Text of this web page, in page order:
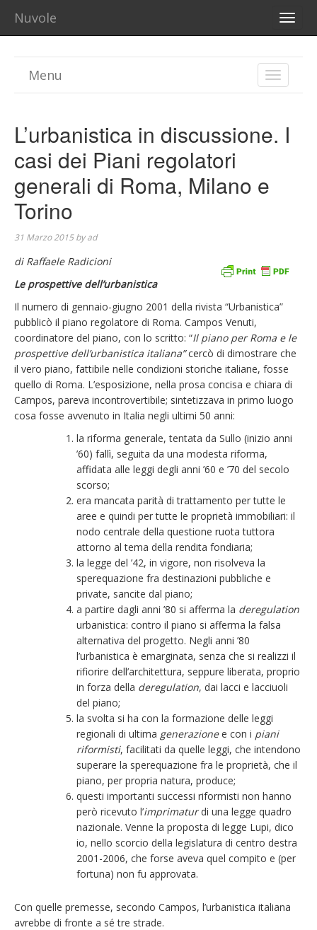
Nuvole
TOGGLE
Menu
L’urbanistica in discussione. I
casi dei Piani regolatori
generali di Roma, Milano e
Torino
31 Marzo 2015 byad
di Raffaele Radicioni
Le prospettive dell’urbanistica
Il numero di gennaio-giugno 2001 della rivista “Urbanistica”
pubblicò il piano regolatore di Roma. Campos Venuti,
coordinatore del piano, con lo scritto: “Il piano per Roma e le
prospettive dell’urbanistica italiana”cercò di dimostrare che
il vero piano, fattibile nelle condizioni storiche italiane, fosse
quello di Roma. L’esposizione, nella prosa concisa e chiara di
Campos, pareva incontrovertibile; sintetizzava in primo luogo
cosa fosse avvenuto in Italia negli ultimi 50 anni:
la riforma generale, tentata da Sullo (inizio anni
’60) fallì, seguita da una modesta riforma,
affidata alle leggi degli anni ’60 e ’70 del secolo
scorso;
era mancata parità di trattamento per tutte le
aree e quindi per tutte le proprietà immobiliari: il
nodo centrale della questione ruota tuttora
attorno al tema della rendita fondiaria;
la legge del ’42, in vigore, non risolveva la
sperequazione fra destinazioni pubbliche e
private, sancite dal piano;
a partire dagli anni ’80 si afferma la deregulation
urbanistica: contro il piano si afferma la falsa
alternativa del progetto. Negli anni ’80
l’urbanistica è emarginata, senza che si realizzi il
rifiorire dell’architettura, seppure liberata, proprio
in forza della deregulation, dai lacci e lacciuoli
del piano;
la svolta si ha con la formazione delle leggi
regionali di ultima generazionee con i piani
riformisti, facilitati da quelle leggi, che intendono
superare la sperequazione fra le proprietà, che il
piano, per propria natura, produce;
questi importanti successi riformisti non hanno
però ricevuto l’imprimaturdi una legge quadro
nazionale. Venne la proposta di legge Lupi, dico
io, nello scorcio della legislatura di centro destra
2001-2006, che forse aveva quel compito e (per
fortuna) non fu approvata.
Con quelle premesse, secondo Campos, l’urbanistica italiana
avrebbe di fronte a sé tre strade.